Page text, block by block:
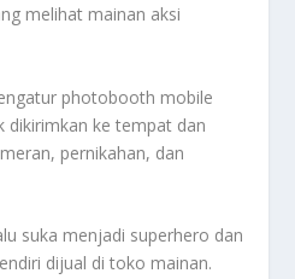
melihat mainan aksi
photobooth mobile
dikirimkan ke tempat dan
pernikahan, dan
suka menjadi superhero dan
dijual di toko mainan.